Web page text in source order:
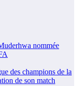
nommée
des champions de la
de son match